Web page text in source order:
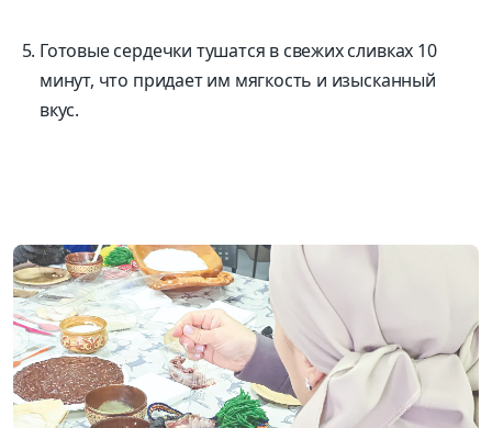
Готовые сердечки тушатся в свежих сливках 10
минут, что придает им мягкость и изысканный
вкус.